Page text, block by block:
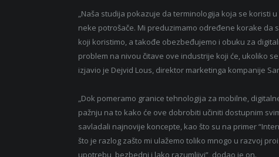
„Naša studija pokazuje da terminologija koja se koristi
neke potrošače. Mi preduzimamo određene korake da
koji koristimo, a takođe obezbeđujemo i obuku za
problem na nivou čitave ove industrije koji će, ukoliko
izjavio je Dejvid Lous, direktor marketinga kompanije
„Dok pomeramo granice tehnologija za mobilne,
pažnju na to kako će ove dobrobiti učiniti dostupnim
savladali najnovije koncepte, kao što su na primer
što je razlog zašto mi ulažemo toliko mnogo u razvoj